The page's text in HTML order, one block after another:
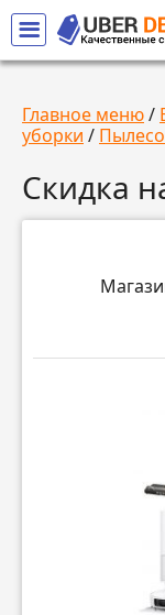
Главное меню/
уборки /
Скидка